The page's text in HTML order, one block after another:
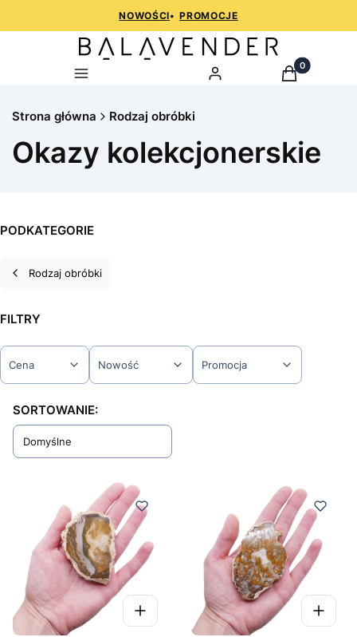
NOWOŚCI• PROMOCJE
Menu Zaloguj Produkty w
Koszyk
Strona główna Rodzaj obróbki
Okazy kolekcjonerskie
PODKATEGORIE
Rodzaj obróbki
FILTRY
Cena Nowość Promocja
Koniec filtrów
Lista produktów
SORTOWANIE:
Domyślne